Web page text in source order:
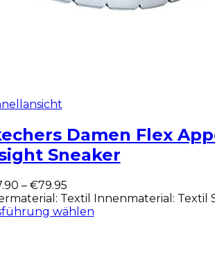
Damen Flex
Sneaker
– €79.95
Textil Innenmaterial: Textil
wählen